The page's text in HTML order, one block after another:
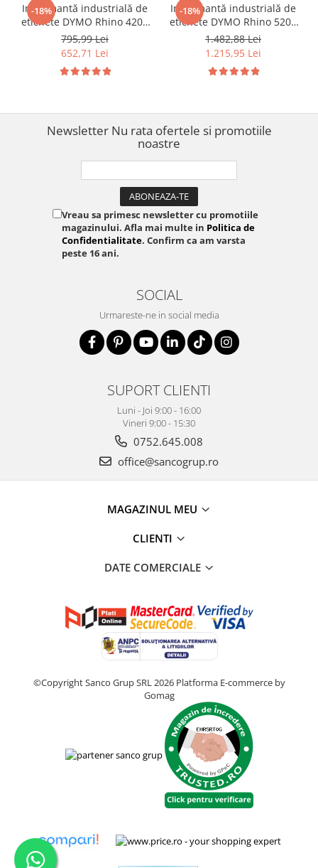
-18%
Imprimantă industrială de
etichete DYMO Rhino 4200
cu tastatură QWERTZ
pentru cabluri, tablouri
electrice și echipamente
industriale, benzi până la
795,99 Lei
652,71 Lei
-18%
Imprimantă industrială de
etichete DYMO Rhino 5200
pentru cabluri, tablouri
electrice, infrastructură IT
și echipamente industriale,
benzi până la 19 mm
1.482,88 Lei
1.215,95 Lei
Newsletter Nu rata ofertele si promotiile
noastre
Vreau sa primesc newsletter cu promotiile
magazinului. Afla mai multe in Politica de
Confidentialitate. Confirm ca am varsta
peste 16 ani.
SOCIAL
Urmareste-ne in social media
SUPORT CLIENTI
Luni - Joi 9:00 - 16:00
Vineri 9:00 - 15:30
0752.645.008
office@sancogrup.ro
MAGAZINUL MEU
CLIENTI
DATE COMERCIALE
©Copyright Sanco Grup SRL 2026 Platforma E-commerce by
Gomag